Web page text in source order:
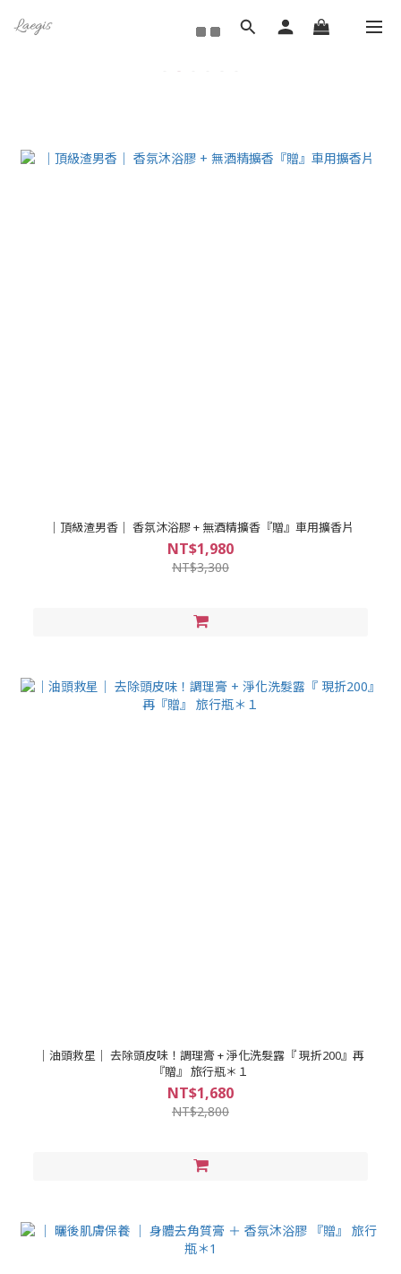
｜頂級渣男香｜ 香氛沐浴膠 + 無酒精擴香『贈』車用擴香片
NT$1,980
NT$3,300
｜油頭救星｜ 去除頭皮味！調理膏 + 淨化洗髮露『 現折200』再
『贈』 旅行瓶＊１
NT$1,680
NT$2,800